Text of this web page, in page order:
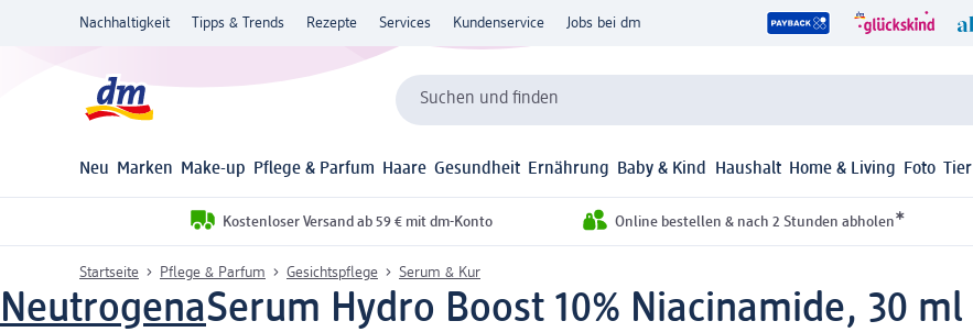
Nachhaltigkeit Tipps & Trends Rezepte Services Kundenservice Jobs bei dm
Suchen und finden
Neu Marken Make-up Pflege & Parfum Haare Gesundheit Ernährung Baby & Kind Haushalt Home & Living Foto Tier
Kostenloser Versand ab 59 € mit dm-Konto Online bestellen & nach 2 Stunden abholen*
Startseite Pflege & Parfum Gesichtspflege Serum & Kur
NeutrogenaSerum Hydro Boost 10% Niacinamide, 30 ml